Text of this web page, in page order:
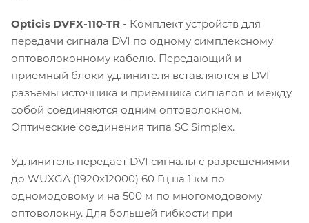
Opticis DVFX-110-TR - Комплект устройств для
передачи сигнала DVI по одному симплексному
оптоволоконному кабелю. Передающий и
приемный блоки удлинителя вставляются в DVI
разъемы источника и приемника сигналов и между
собой соединяются одним оптоволокном.
Оптические соединения типа SC Simplex.
Удлинитель передает DVI сигналы с разрешениями
до WUXGA (1920x12000) 60 Гц на 1 км по
одномодовому и на 500 м по многомодовому
оптоволокну. Для большей гибкости при